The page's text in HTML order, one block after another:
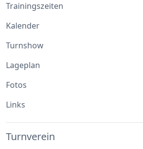
Trainingszeiten
Kalender
Turnshow
Lageplan
Fotos
Links
Turnverein